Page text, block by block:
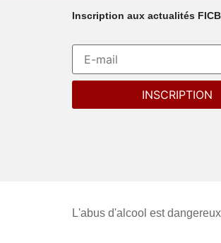
Inscription aux actualités FICB
L'abus d'alcool est